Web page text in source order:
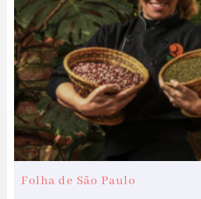
Folha de São Paulo